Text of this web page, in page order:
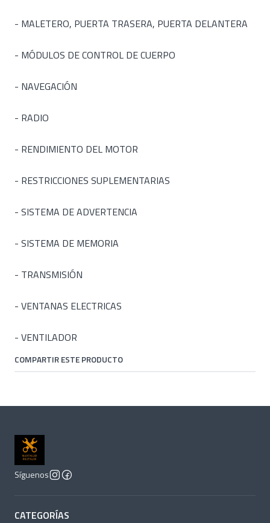
- MALETERO, PUERTA TRASERA, PUERTA DELANTERA
- MÓDULOS DE CONTROL DE CUERPO
- NAVEGACIÓN
- RADIO
- RENDIMIENTO DEL MOTOR
- RESTRICCIONES SUPLEMENTARIAS
- SISTEMA DE ADVERTENCIA
- SISTEMA DE MEMORIA
- TRANSMISIÓN
- VENTANAS ELECTRICAS
- VENTILADOR
COMPARTIR ESTE PRODUCTO
Síguenos
CATEGORÍAS